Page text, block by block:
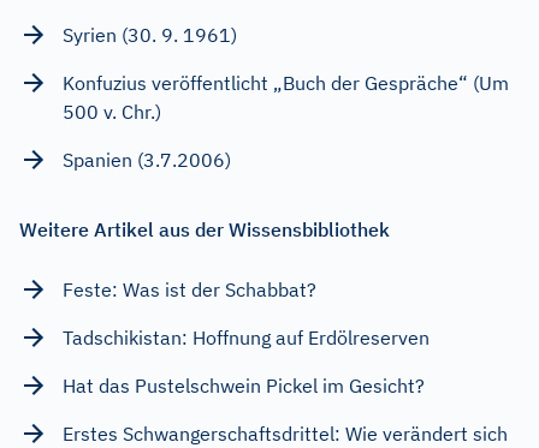
Syrien (30. 9. 1961)
Konfuzius veröffentlicht „Buch der Gespräche“ (Um
500 v. Chr.)
Spanien (3.7.2006)
Weitere Artikel aus der Wissensbibliothek
Feste: Was ist der Schabbat?
Tadschikistan: Hoffnung auf Erdölreserven
Hat das Pustelschwein Pickel im Gesicht?
Erstes Schwangerschaftsdrittel: Wie verändert sich